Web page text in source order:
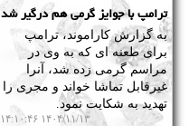
ترامپ با جوایز گرمی هم درگیر شد
به گزارش کاراموند، ترامپ
برای طعنه ای که به وی در
مراسم گرمی زده شد، آنرا
غیرقابل تماشا خواند و مجری را
تهدید به شکایت نمود.
۱۴۰۴/۱۱/۱۳ ۱۴:۱۰:۴۶